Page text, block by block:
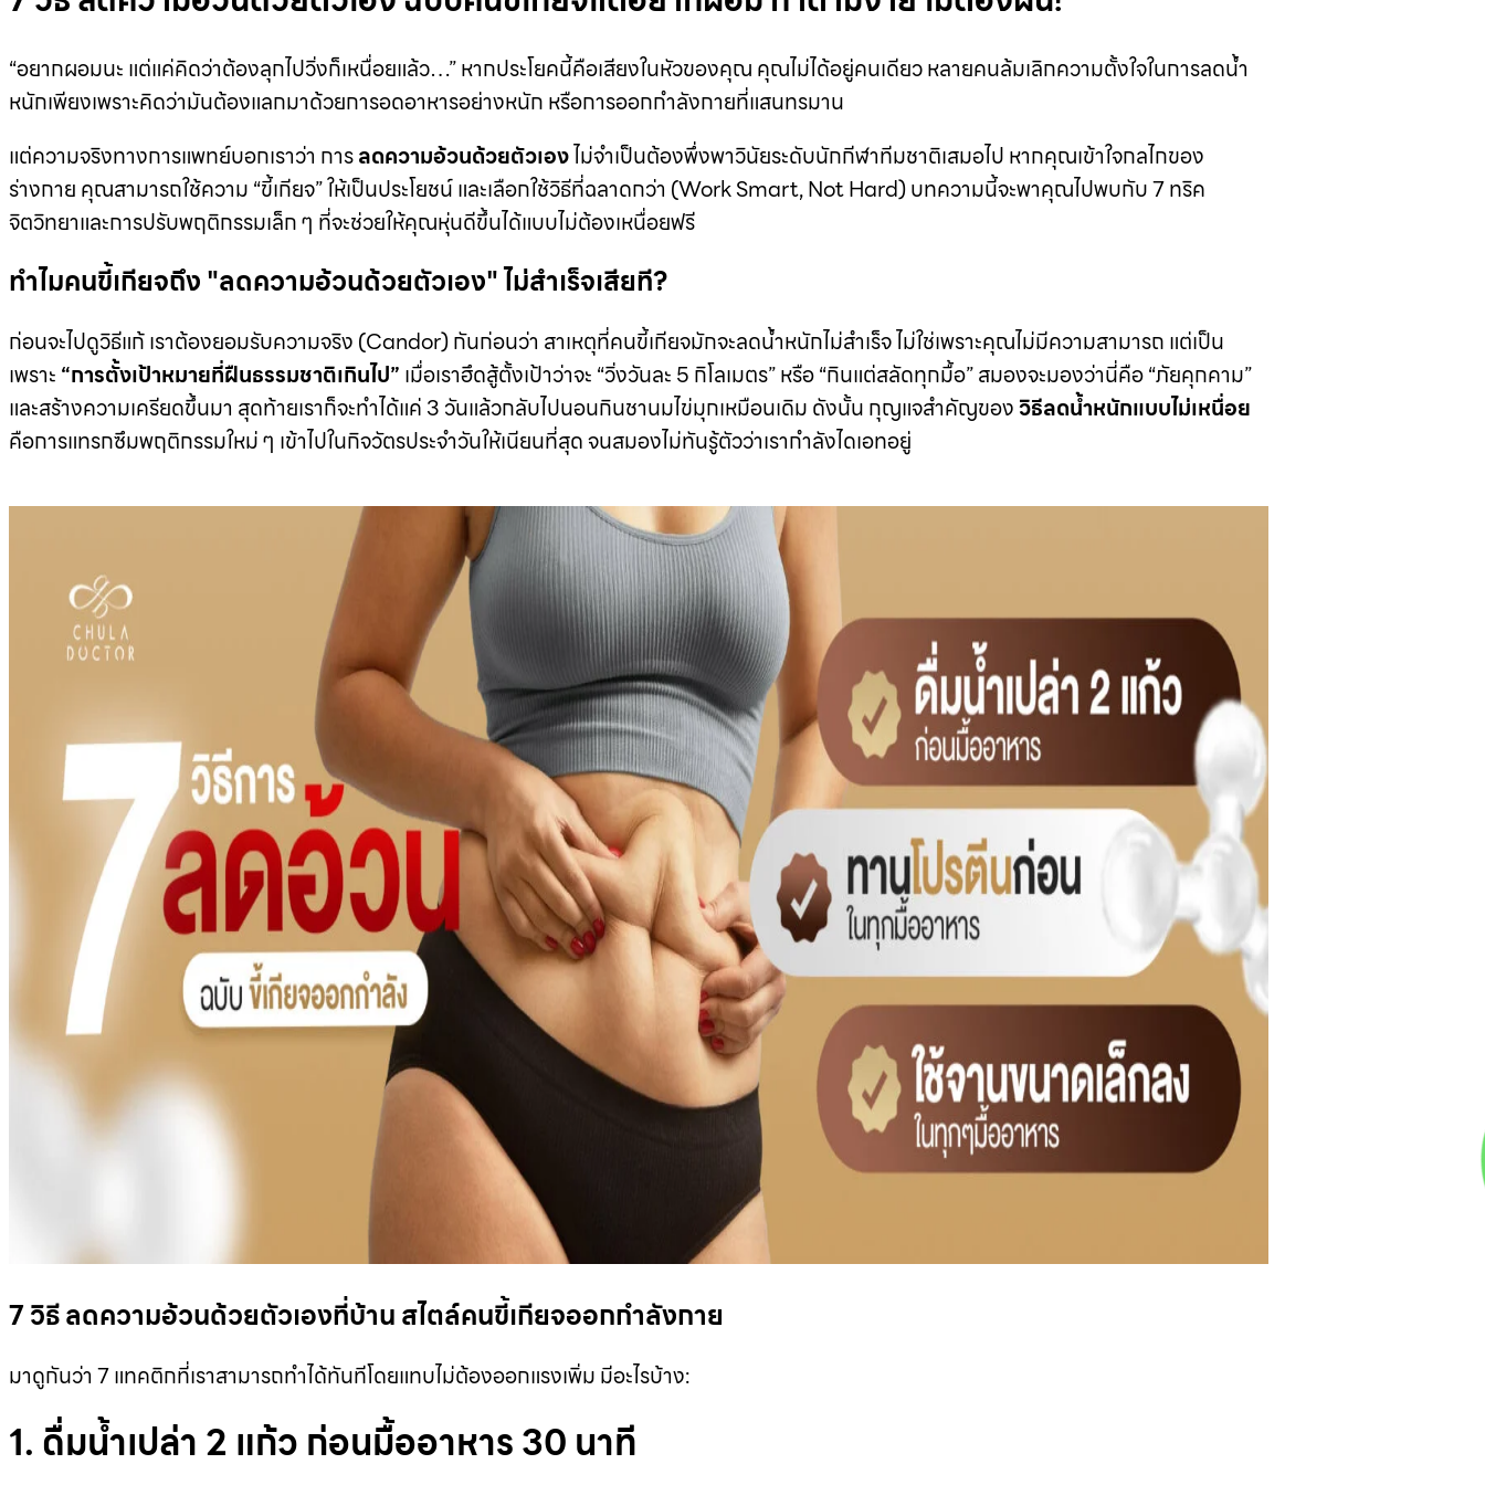
“อยากผอมนะ แต่แค่คิดว่าต้องลุกไปวิ่งก็เหนื่อยแล้ว…” หากประโยคนี้คือเสียงในหัวของคุณ คุณไม่ได้อยู่คนเดียว หลายคนล้มเลิกความตั้งใจในการลดน้ำ
หนักเพียงเพราะคิดว่ามันต้องแลกมาด้วยการอดอาหารอย่างหนัก หรือการออกกำลังกายที่แสนทรมาน
แต่ความจริงทางการแพทย์บอกเราว่า การลดความอ้วนด้วยตัวเองไม่จำเป็นต้องพึ่งพาวินัยระดับนักกีฬาทีมชาติเสมอไป หากคุณเข้าใจกลไกของ
ร่างกาย คุณสามารถใช้ความ “ขี้เกียจ” ให้เป็นประโยชน์ และเลือกใช้วิธีที่ฉลาดกว่า (Work Smart, Not Hard) บทความนี้จะพาคุณไปพบกับ 7 ทริค
จิตวิทยาและการปรับพฤติกรรมเล็ก ๆ ที่จะช่วยให้คุณหุ่นดีขึ้นได้แบบไม่ต้องเหนื่อยฟรี
ทำไมคนขี้เกียจถึง "ลดความอ้วนด้วยตัวเอง" ไม่สำเร็จเสียที?
ก่อนจะไปดูวิธีแก้ เราต้องยอมรับความจริง (Candor) กันก่อนว่า สาเหตุที่คนขี้เกียจมักจะลดน้ำหนักไม่สำเร็จ ไม่ใช่เพราะคุณไม่มีความสามารถ แต่เป็น
เพราะ “การตั้งเป้าหมายที่ฝืนธรรมชาติเกินไป” เมื่อเราฮึดสู้ตั้งเป้าว่าจะ “วิ่งวันละ 5 กิโลเมตร” หรือ “กินแต่สลัดทุกมื้อ” สมองจะมองว่านี่คือ “ภัยคุกคาม”
และสร้างความเครียดขึ้นมา สุดท้ายเราก็จะทำได้แค่ 3 วันแล้วกลับไปนอนกินชานมไข่มุกเหมือนเดิม ดังนั้น กุญแจสำคัญของวิธีลดน้ำหนักแบบไม่เหนื่อย
คือการแทรกซึมพฤติกรรมใหม่ ๆ เข้าไปในกิจวัตรประจำวันให้เนียนที่สุด จนสมองไม่ทันรู้ตัวว่าเรากำลังไดเอทอยู่
7 วิธี ลดความอ้วนด้วยตัวเองที่บ้าน สไตล์คนขี้เกียจออกกำลังกาย
มาดูกันว่า 7 แทคติกที่เราสามารถทำได้ทันทีโดยแทบไม่ต้องออกแรงเพิ่ม มีอะไรบ้าง:
1. ดื่มน้ำเปล่า 2 แก้ว ก่อนมื้ออาหาร 30 นาที